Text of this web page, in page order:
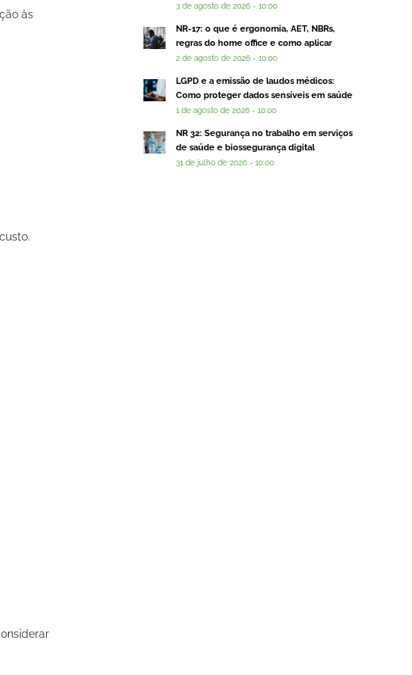
às
3 de agosto de 2026 - 10:00
NR-17: o que é ergonomia, AET, NBRs,
regras do home office e como aplicar
2 de agosto de 2026 - 10:00
LGPD e a emissão de laudos médicos:
Como proteger dados sensíveis em saúde
1 de agosto de 2026 - 10:00
NR 32: Segurança no trabalho em serviços
de saúde e biossegurança digital
31 de julho de 2026 - 10:00